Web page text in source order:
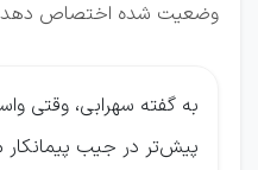
وضعیت شده اختصاص
به گفته سهرابی، وقتی
پیش‌تر در جیب پیمانکار